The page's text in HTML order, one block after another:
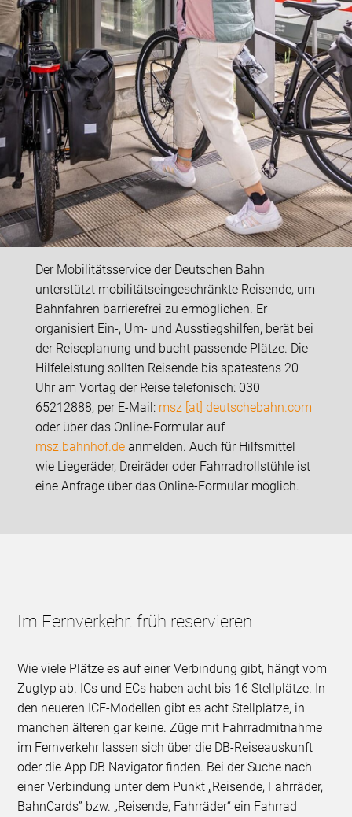
Der Mobilitätsservice der Deutschen Bahn
unterstützt mobilitätseingeschränkte Reisende, um
Bahnfahren barrierefrei zu ermöglichen. Er
organisiert Ein-, Um- und Ausstiegshilfen, berät bei
der Reiseplanung und bucht passende Plätze. Die
Hilfeleistung sollten Reisende bis spätestens 20
Uhr am Vortag der Reise telefonisch: 030
65212888, per E-Mail: msz [at] deutschebahn.com
oder über das Online-Formular auf
msz.bahnhof.deanmelden. Auch für Hilfsmittel
wie Liegeräder, Dreiräder oder Fahrradrollstühle ist
eine Anfrage über das Online-Formular möglich.
Im Fernverkehr: früh reservieren
Wie viele Plätze es auf einer Verbindung gibt, hängt vom
Zugtyp ab. ICs und ECs haben acht bis 16 Stellplätze. In
den neueren ICE-Modellen gibt es acht Stellplätze, in
manchen älteren gar keine. Züge mit Fahrradmitnahme
im Fernverkehr lassen sich über die DB-Reiseauskunft
oder die App DB Navigator finden. Bei der Suche nach
einer Verbindung unter dem Punkt „Reisende, Fahrräder,
BahnCards” bzw. „Reisende, Fahrräder“ ein Fahrrad